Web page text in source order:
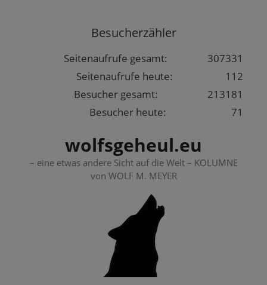
Besucherzähler
307331
Seitenaufrufe gesamt:
112
Seitenaufrufe heute:
213181
Besucher gesamt:
71
Besucher heute:
wolfsgeheul.eu
– eine etwas andere Sicht auf die Welt – KOLUMNE
von WOLF M. MEYER